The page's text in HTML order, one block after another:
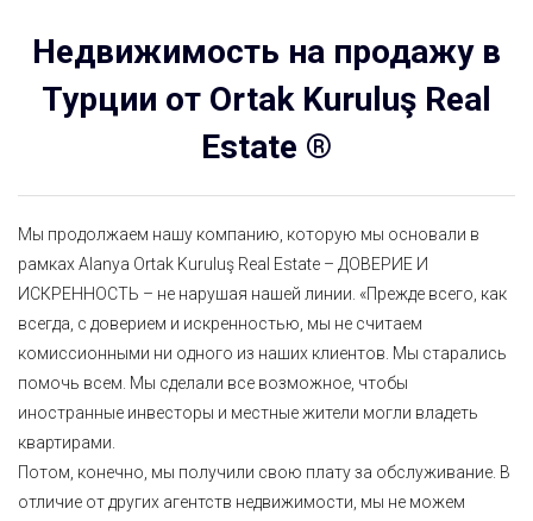
Недвижимость на продажу в
Турции от Ortak Kuruluş Real
Estate ®
Мы продолжаем нашу компанию, которую мы основали в
рамках Alanya Ortak Kuruluş Real Estate – ДОВЕРИЕ И
ИСКРЕННОСТЬ – не нарушая нашей линии. «Прежде всего, как
всегда, с доверием и искренностью, мы не считаем
комиссионными ни одного из наших клиентов. Мы старались
помочь всем. Мы сделали все возможное, чтобы
иностранные инвесторы и местные жители могли владеть
квартирами.
Потом, конечно, мы получили свою плату за обслуживание. В
отличие от других агентств недвижимости, мы не можем